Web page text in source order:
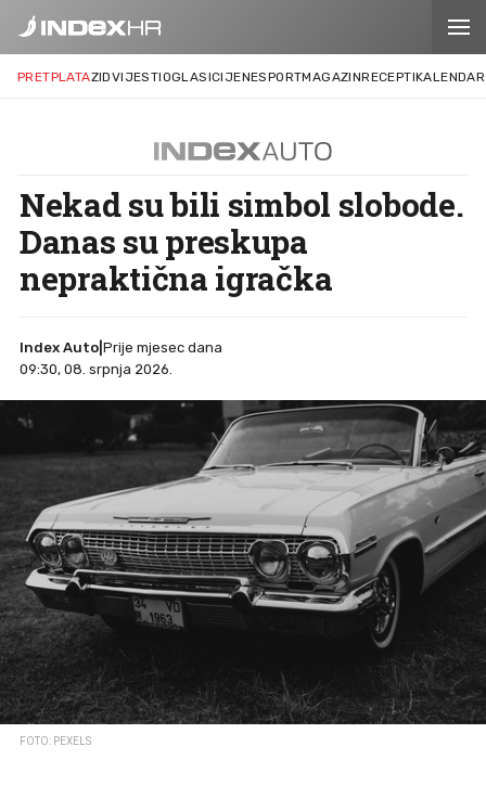
PRETPLATAZIDVIJESTIOGLASICIJENESPORTMAGAZINRECEPTIKALENDAR
Nekad su bili simbol slobode.
Danas su preskupa
nepraktična igračka
Index Auto
Prije mjesec dana
09:30, 08. srpnja 2026.
FOTO: PEXELS